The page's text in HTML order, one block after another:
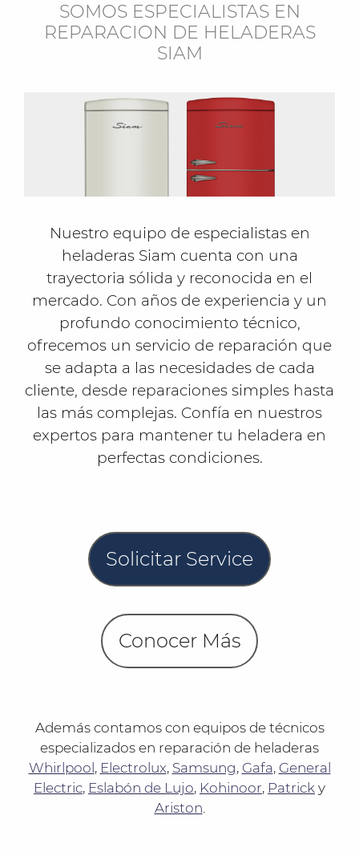
SOMOS ESPECIALISTAS EN
REPARACION DE HELADERAS
SIAM
Nuestro equipo de especialistas en
heladeras Siam cuenta con una
trayectoria sólida y reconocida en el
mercado. Con años de experiencia y un
profundo conocimiento técnico,
ofrecemos un servicio de reparación que
se adapta a las necesidades de cada
cliente, desde reparaciones simples hasta
las más complejas. Confía en nuestros
expertos para mantener tu heladera en
perfectas condiciones.
Solicitar Service
Conocer Más
Además contamos con equipos de técnicos
especializados en reparación de heladeras
Whirlpool , Electrolux, Samsung, Gafa, General
Electric, Eslabón de Lujo, Kohinoor, Patrick y
Ariston.